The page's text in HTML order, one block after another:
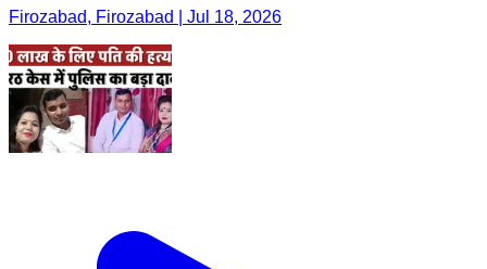
Firozabad, Firozabad | Jul 18, 2026